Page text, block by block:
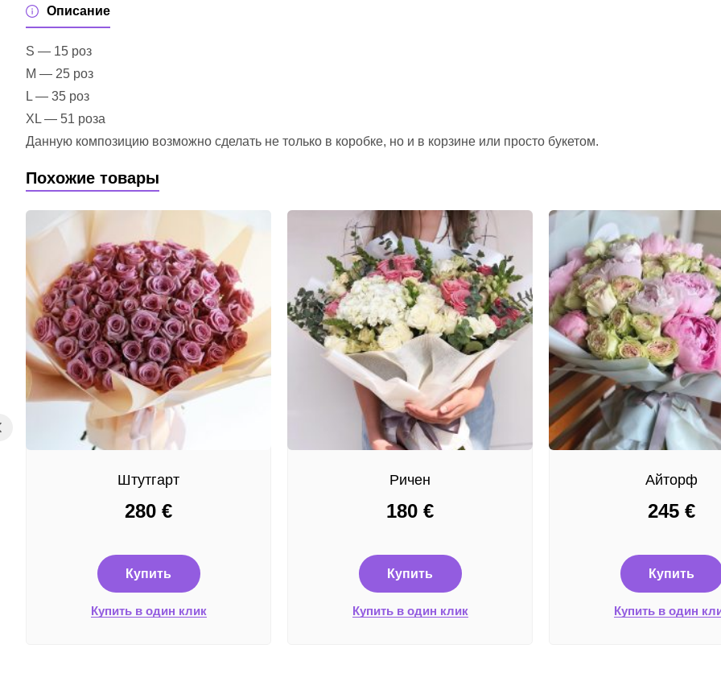
Описание
S — 15 роз
M — 25 роз
L — 35 роз
XL — 51 роза
Данную композицию возможно сделать не только в коробке, но и в корзине или просто букетом.
Похожие товары
Штутгарт
280 €
Купить
Купить в один клик
Ричен
180 €
Купить
Купить в один клик
Айторф
245 €
Купить
Купить в один